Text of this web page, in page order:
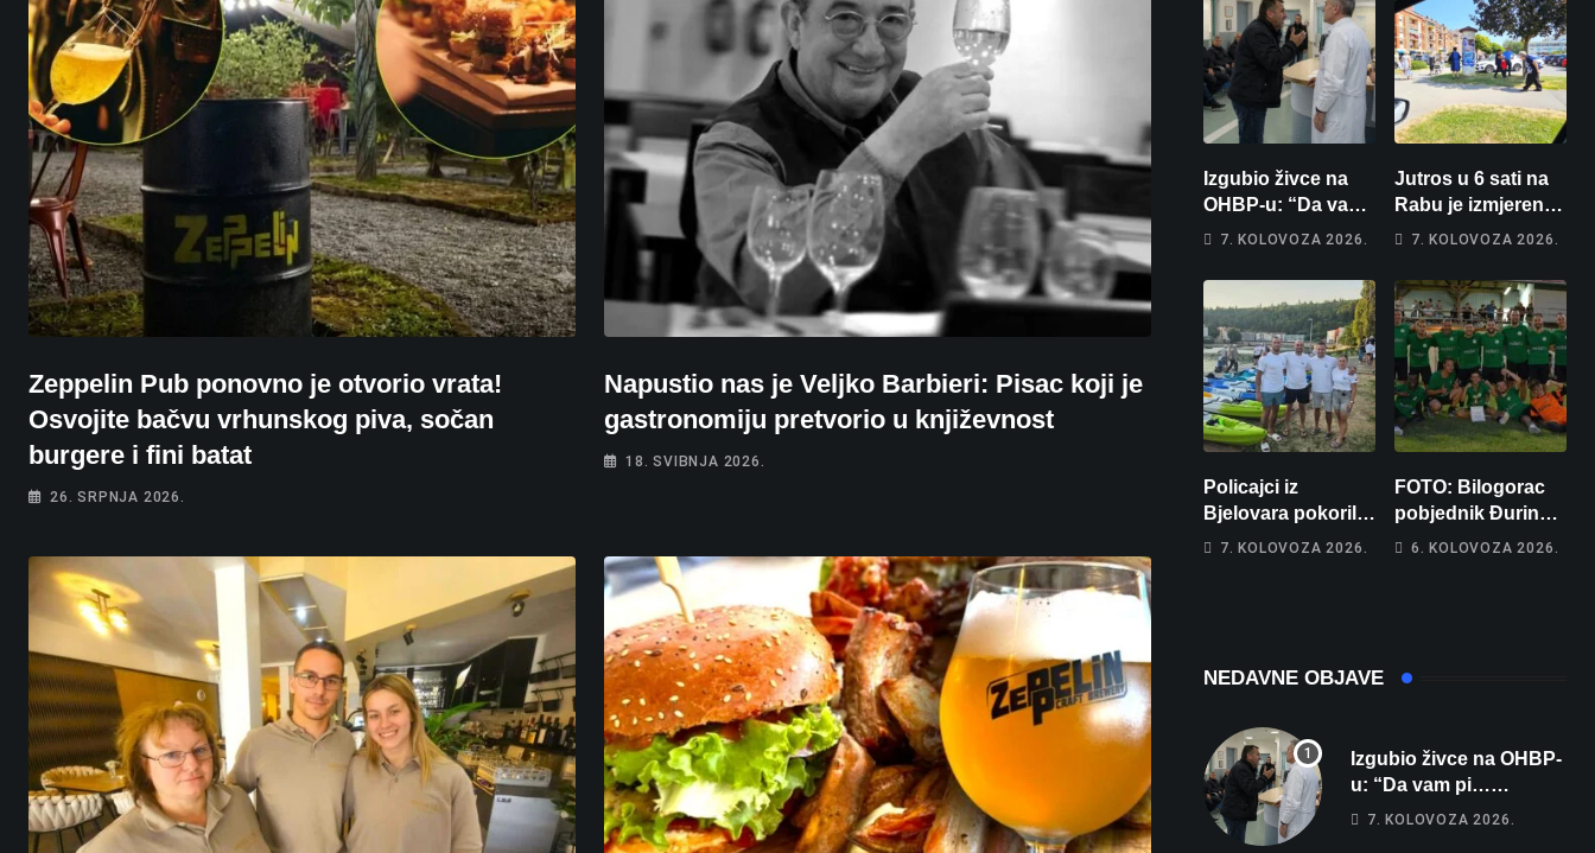
Zeppelin Pub ponovno je otvorio vrata!
Osvojite bačvu vrhunskog piva, sočan
burgere i fini batat
26. SRPNJA 2026.
Napustio nas je Veljko Barbieri: Pisac koji je
gastronomiju pretvorio u književnost
18. SVIBNJA 2026.
Izgubio živce na
OHBP-u: “Da vam
pi… materina!”
vrijeđao i vikao na
djelatnike
7. KOLOVOZA 2026.
Jutros u 6 sati na
Rabu je izmjereno
31, u Bjelovaru
Stiže nam
promjena vremena
7. KOLOVOZA 2026.
Policajci iz
Bjelovara pokorili
Zrmanju!
kupu POSKOK 3
7. KOLOVOZA 2026.
FOTO: Bilogorac
pobjednik Đurinog
memorijala
6. KOLOVOZA 2026.
NEDAVNE OBJAVE
Izgubio živce na OHBP-
u: “Da vam pi…
materina!” Zbog člana
7. KOLOVOZA 2026.